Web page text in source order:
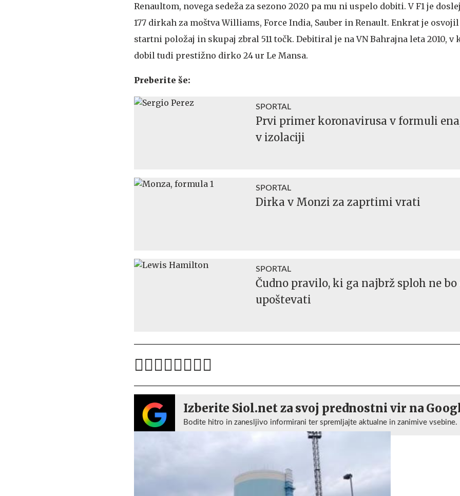
Renaultom, novega sedeža za sezono 2020 pa mu ni uspelo dobiti. V F1 je
177 dirkah za moštva Williams, Force India, Sauber in Renault. Enkrat je
startni položaj in skupaj zbral 511 točk. Debitiral je na VN Bahrajna leta 2010, v
dobil tudi prestižno dirko 24 ur Le Mansa.
Preberite še:
SPORTAL
Prvi primer koronavirusa v formuli
v izolaciji
SPORTAL
Dirka v Monzi za zaprtimi vrati
SPORTAL
Čudno pravilo, ki ga najbrž sploh ne bo
upoštevati
Izberite Siol.net za svoj prednostni vir na
Bodite hitro in zanesljivo informirani ter spremljajte aktualne in zanimive vsebine.